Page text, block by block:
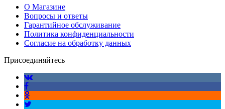
О Магазине
Вопросы и ответы
Гарантийное обслуживание
Политика конфиденциальности
Согласие на обработку данных
Присоединяйтесь